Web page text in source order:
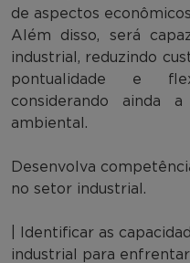
de aspectos
Além disso, será
industrial, reduzindo
pontualidade e
considerando ainda
ambiental.
Desenvolva
no setor industrial.
| Identificar as
industrial para